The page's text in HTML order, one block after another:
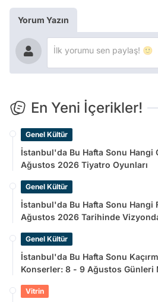
Yorum Yazın
En Yeni İçerikler!
Genel Kültür
İstanbul'da Bu Hafta Sonu Hangi
Ağustos 2026 Tiyatro Oyunları
Genel Kültür
İstanbul'da Bu Hafta Sonu Hangi
Ağustos 2026 Tarihinde
Genel Kültür
İstanbul'da Bu Hafta Sonu
Konserler: 8 - 9 Ağustos Günleri
Vitrin